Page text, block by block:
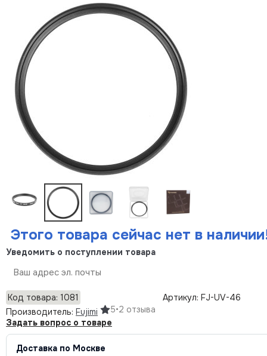
Этого товара сейчас нет в
Уведомить о поступлении товара
Код товара: 1081
Артикул: FJ-UV-46
Производитель: Fujimi 5•2 отзыва
Задать вопрос о товаре
Доставка по Москве